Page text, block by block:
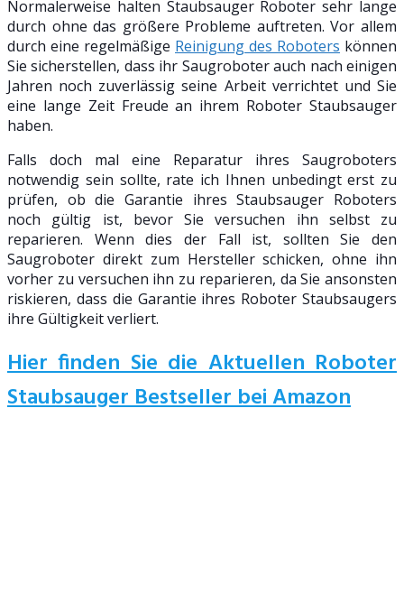
Normalerweise halten Staubsauger Roboter sehr lange
durch ohne das größere Probleme auftreten. Vor allem
durch eine regelmäßige Reinigung des Roboters können
Sie sicherstellen, dass ihr Saugroboter auch nach einigen
Jahren noch zuverlässig seine Arbeit verrichtet und Sie
eine lange Zeit Freude an ihrem Roboter Staubsauger
haben.
Falls doch mal eine Reparatur ihres Saugroboters
notwendig sein sollte, rate ich Ihnen unbedingt erst zu
prüfen, ob die Garantie ihres Staubsauger Roboters
noch gültig ist, bevor Sie versuchen ihn selbst zu
reparieren. Wenn dies der Fall ist, sollten Sie den
Saugroboter direkt zum Hersteller schicken, ohne ihn
vorher zu versuchen ihn zu reparieren, da Sie ansonsten
riskieren, dass die Garantie ihres Roboter Staubsaugers
ihre Gültigkeit verliert.
Hier finden Sie die Aktuellen Roboter
Staubsauger Bestseller bei Amazon